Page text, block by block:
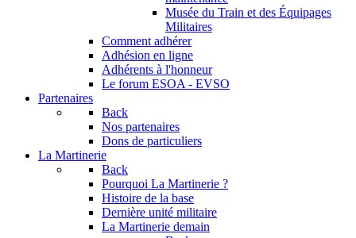
Musée du Train et des Équipages
Militaires
Comment adhérer
Adhésion en ligne
Adhérents à l'honneur
Le forum ESOA - EVSO
Partenaires
Back
Nos partenaires
Dons de particuliers
La Martinerie
Back
Pourquoi La Martinerie ?
Histoire de la base
Dernière unité militaire
La Martinerie demain